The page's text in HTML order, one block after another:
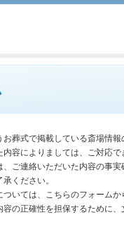
低限に絞っ
葬式で掲載している斎場情報
容によりましては、ご対応
ご連絡いただいた内容の事
ください。
いては、こちらのフォームか
の正確性を担保するために